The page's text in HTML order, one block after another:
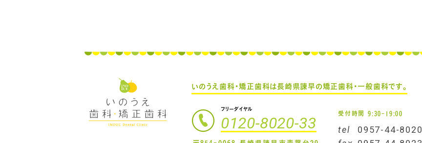
いのうえ歯科・矯正歯科は長崎県諌早の矯正歯科・一般歯科です。
フリーダイヤル
0120-8020-33
受付時間 9:30-19:00
tel
0957-44-8020